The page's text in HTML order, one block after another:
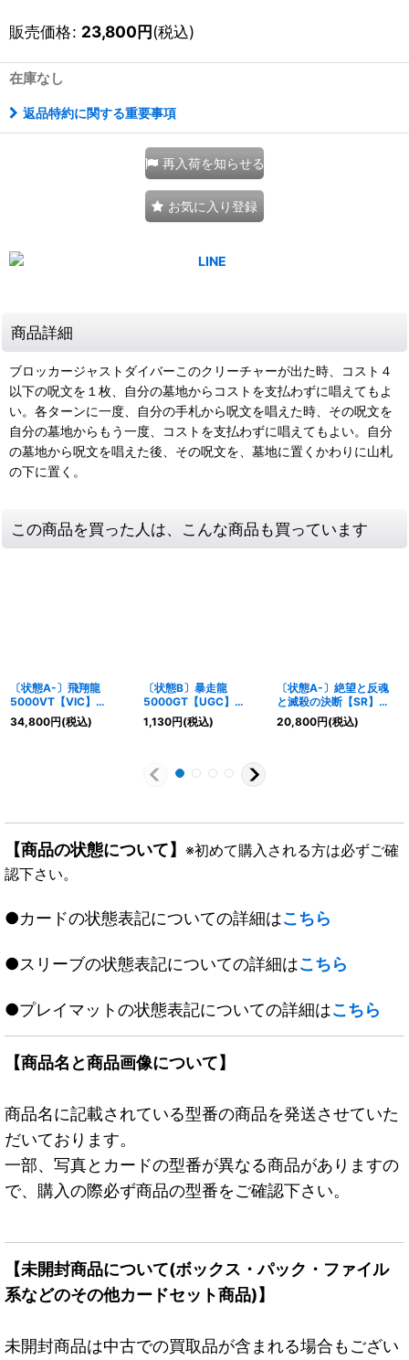
販売価格: 23,800円(税込)
在庫なし
返品特約に関する重要事項
再入荷を知らせる
お気に入り登録
商品詳細
ブロッカージャストダイバーこのクリーチャーが出た時、コスト４
以下の呪文を１枚、自分の墓地からコストを支払わずに唱えてもよ
い。各ターンに一度、自分の手札から呪文を唱えた時、その呪文を
自分の墓地からもう一度、コストを支払わずに唱えてもよい。自分
の墓地から呪文を唱えた後、その呪文を、墓地に置くかわりに山札
の下に置く。
この商品を買った人は、こんな商品も買っています
〔状態A-〕飛翔龍
5000VT【VIC】
{24RP2SP1/SP5}
《水》
34,800円(税込)
〔状態B〕暴走龍
5000GT【UGC】
{RP06G1/G5}《火》
1,130円(税込)
〔状態A-〕絶望と反魂
と滅殺の決断【SR】
{23RP4SP5/SP4}
《闇》
20,800円(税込)
【商品の状態について】 ※初めて購入される方は必ずご確
認下さい。
●カードの状態表記についての詳細はこちら
●スリーブの状態表記についての詳細はこちら
●プレイマットの状態表記についての詳細はこちら
【商品名と商品画像について】
商品名に記載されている型番の商品を発送させていた
だいております。
一部、写真とカードの型番が異なる商品がありますの
で、購入の際必ず商品の型番をご確認下さい。
【未開封商品について(ボックス・パック・ファイル
系などのその他カードセット商品)】
未開封商品は中古での買取品が含まれる場合もござい